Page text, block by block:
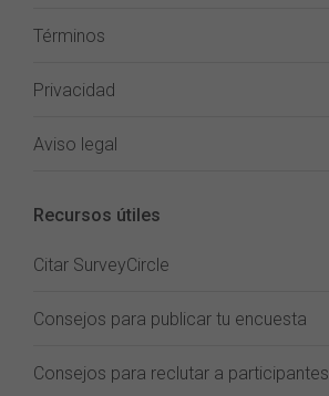
Términos
Privacidad
Aviso legal
Recursos útiles
Citar SurveyCircle
Consejos para publicar tu encuesta
Consejos para reclutar a participantes